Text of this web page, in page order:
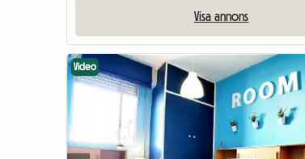
Visa annons
Video